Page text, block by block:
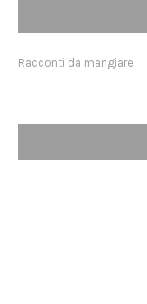
Racconti da mangiare